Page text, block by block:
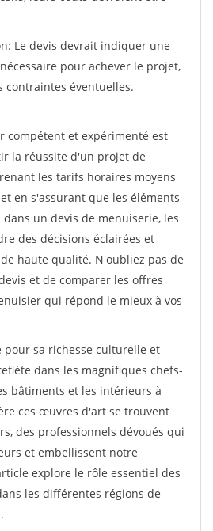
Le devis devrait indiquer une
pour achever le projet,
contraintes éventuelles.
compétent et expérimenté est
la réussite d'un projet de
les tarifs horaires moyens
en s'assurant que les éléments
un devis de menuiserie, les
des décisions éclairées et
haute qualité. N'oubliez pas de
et de comparer les offres
qui répond le mieux à vos
pour sa richesse culturelle et
dans les magnifiques chefs-
bâtiments et les intérieurs à
ces œuvres d'art se trouvent
des professionnels dévoués qui
et embellissent notre
explore le rôle essentiel des
les différentes régions de